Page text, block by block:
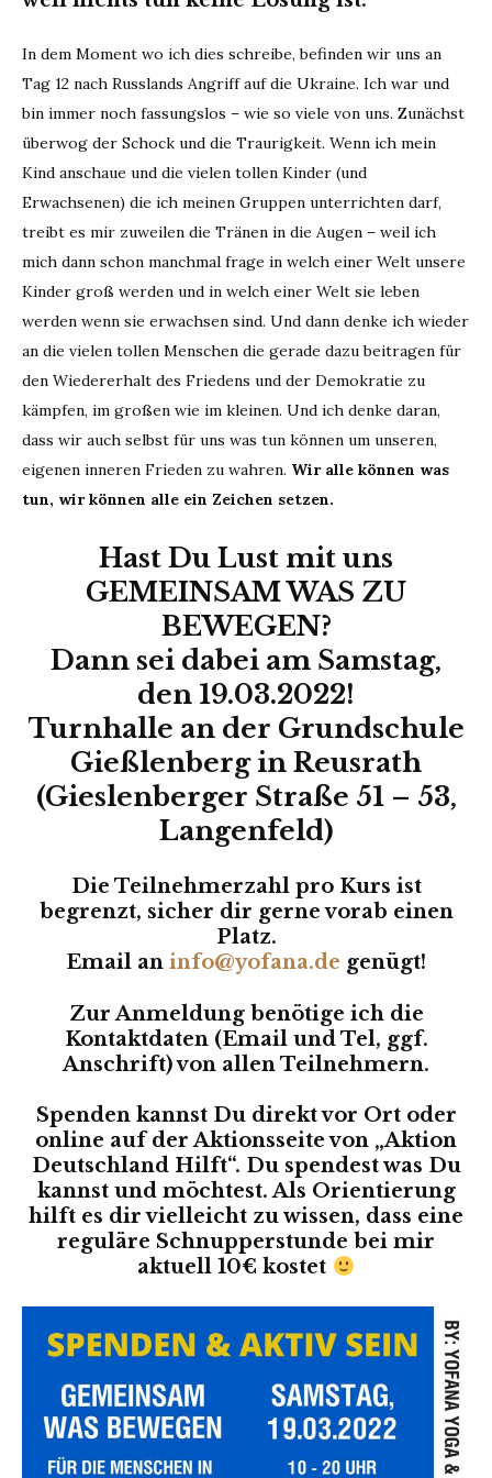
In dem Moment wo ich dies schreibe, befinden wir uns an
Tag 12 nach Russlands Angriff auf die Ukraine. Ich war und
bin immer noch fassungslos – wie so viele von uns. Zunächst
überwog der Schock und die Traurigkeit. Wenn ich mein
Kind anschaue und die vielen tollen Kinder (und
Erwachsenen) die ich meinen Gruppen unterrichten darf,
treibt es mir zuweilen die Tränen in die Augen – weil ich
mich dann schon manchmal frage in welch einer Welt unsere
Kinder groß werden und in welch einer Welt sie leben
werden wenn sie erwachsen sind. Und dann denke ich wieder
an die vielen tollen Menschen die gerade dazu beitragen für
den Wiedererhalt des Friedens und der Demokratie zu
kämpfen, im großen wie im kleinen. Und ich denke daran,
dass wir auch selbst für uns was tun können um unseren,
eigenen inneren Frieden zu wahren. Wir alle können was
tun, wir können alle ein Zeichen setzen.
Hast Du Lust mit uns
GEMEINSAM WAS ZU
BEWEGEN?
Dann sei dabei am Samstag,
den 19.03.2022!
Turnhalle an der Grundschule
Gießlenberg in Reusrath
(Gieslenberger Straße 51 – 53,
Langenfeld)
Die Teilnehmerzahl pro Kurs ist
begrenzt, sicher dir gerne vorab einen
Platz.
Email an info@yofana.de genügt!
Zur Anmeldung benötige ich die
Kontaktdaten (Email und Tel, ggf.
Anschrift) von allen Teilnehmern.
Spenden kannst Du direkt vor Ort oder
online auf der Aktionsseite von „Aktion
Deutschland Hilft“. Du spendest was Du
kannst und möchtest. Als Orientierung
hilft es dir vielleicht zu wissen, dass eine
reguläre Schnupperstunde bei mir
aktuell 10€ kostet